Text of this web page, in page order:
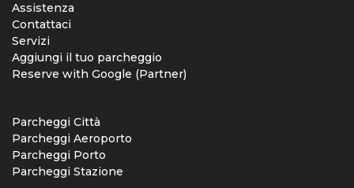
Assistenza
Contattaci
Servizi
Aggiungi il tuo parcheggio
Reserve with Google (Partner)
Parcheggi Città
Parcheggi Aeroporto
Parcheggi Porto
Parcheggi Stazione